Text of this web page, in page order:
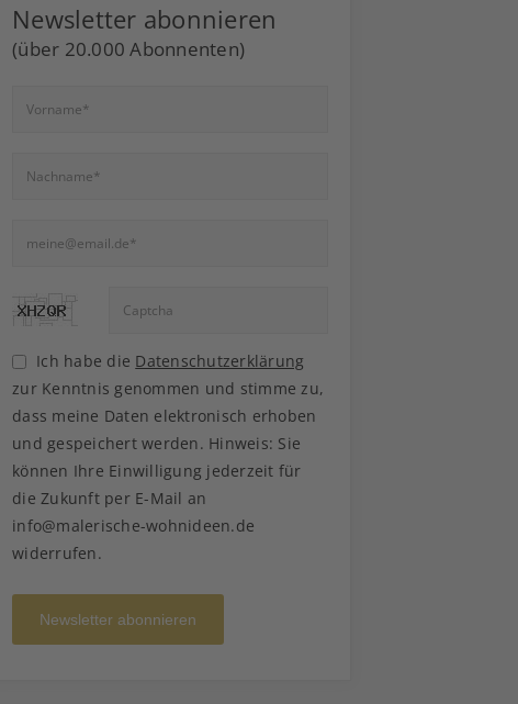
Newsletter abonnieren
(über 20.000 Abonnenten)
Ich habe die Datenschutzerklärung
zur Kenntnis genommen und stimme zu,
dass meine Daten elektronisch erhoben
und gespeichert werden. Hinweis: Sie
können Ihre Einwilligung jederzeit für
die Zukunft per E-Mail an
info@malerische-wohnideen.de
widerrufen.